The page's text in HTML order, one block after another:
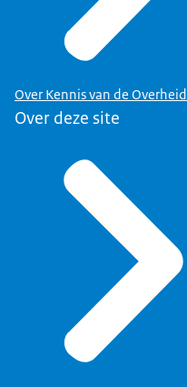
Over Kennis van de Overheid
Over deze site